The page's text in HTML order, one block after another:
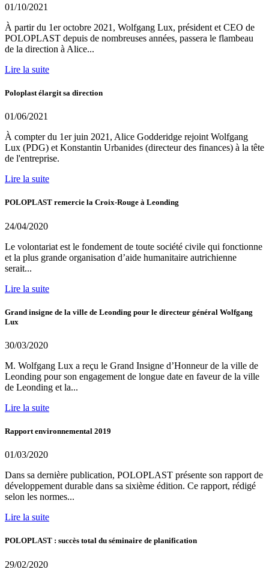
01/10/2021
À partir du 1er octobre 2021, Wolfgang Lux, président et CEO de
POLOPLAST depuis de nombreuses années, passera le flambeau
de la direction à Alice...
Lire la suite
Poloplast élargit sa direction
01/06/2021
À compter du 1er juin 2021, Alice Godderidge rejoint Wolfgang
Lux (PDG) et Konstantin Urbanides (directeur des finances) à la tête
de l'entreprise.
Lire la suite
POLOPLAST remercie la Croix-Rouge à Leonding
24/04/2020
Le volontariat est le fondement de toute société civile qui fonctionne
et la plus grande organisation d’aide humanitaire autrichienne
serait...
Lire la suite
Grand insigne de la ville de Leonding pour le directeur général Wolfgang
Lux
30/03/2020
M. Wolfgang Lux a reçu le Grand Insigne d’Honneur de la ville de
Leonding pour son engagement de longue date en faveur de la ville
de Leonding et la...
Lire la suite
Rapport environnemental 2019
01/03/2020
Dans sa dernière publication, POLOPLAST présente son rapport de
développement durable dans sa sixième édition. Ce rapport, rédigé
selon les normes...
Lire la suite
POLOPLAST : succès total du séminaire de planification
29/02/2020